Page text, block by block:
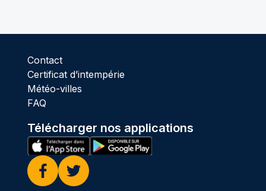
Contact
Certificat d’intempérie
Météo-villes
FAQ
Télécharger nos applications
Facebook
Twitter